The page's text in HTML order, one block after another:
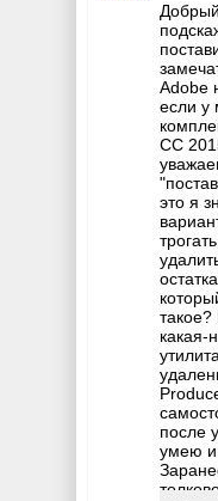
Adobe
если у
CC
это я
такое?
какая-
после
умею и